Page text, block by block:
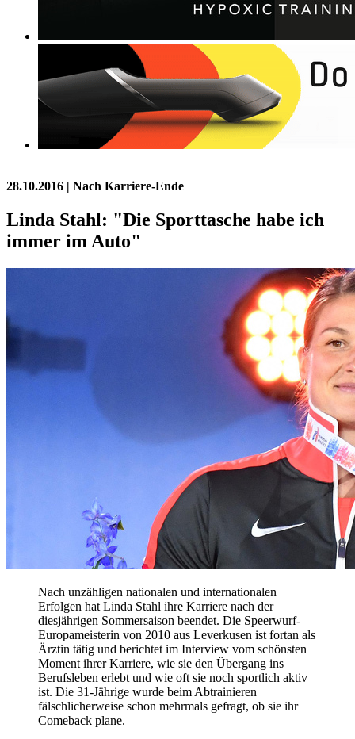
28.10.2016 | Nach Karriere-Ende
Linda Stahl: "Die Sporttasche habe ich
immer im Auto"
Nach unzähligen nationalen und internationalen
Erfolgen hat Linda Stahl ihre Karriere nach der
diesjährigen Sommersaison beendet. Die Speerwurf-
Europameisterin von 2010 aus Leverkusen ist fortan als
Ärztin tätig und berichtet im Interview vom schönsten
Moment ihrer Karriere, wie sie den Übergang ins
Berufsleben erlebt und wie oft sie noch sportlich aktiv
ist. Die 31-Jährige wurde beim Abtrainieren
fälschlicherweise schon mehrmals gefragt, ob sie ihr
Comeback plane.